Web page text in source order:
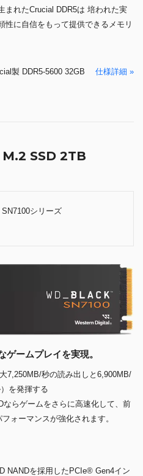
まれたCrucial DDR5は 培われた実
性に自信をもって提供できるメモリ
製 DDR5-5600 32GB 仕様詳細 »
SSD 2TB
SN7100シリーズ
ームプレイを実現。
7,250MB/秒の読み出しと6,900MB/
を発揮する
らゲームをさらに高速化して、前
ォーマンスが強化されます。
NANDを採用したPCIe® Gen4イン